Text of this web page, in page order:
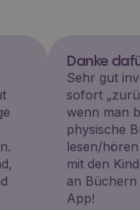
Danke
Sehr gut
sofort
wenn man
physische
lesen/
mit den
an Büchern
App!